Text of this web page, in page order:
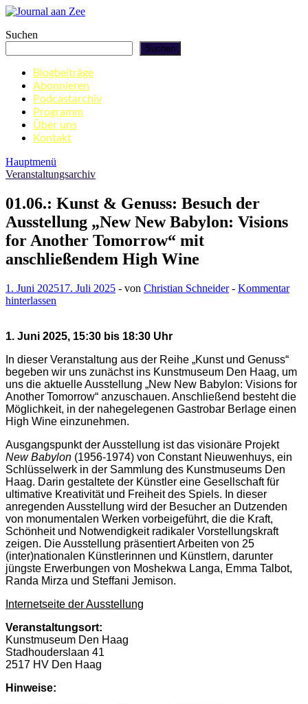
Zum
springen
Journal aan Zee
Suchen
Suchen
Blogbeiträge
Abonnieren
Podcastarchiv
Programm
Über uns
Kontakt
Hauptmenü
Veranstaltungsarchiv
01.06.: Kunst & Genuss: Besuch der
Ausstellung „New New Babylon: Visions
for Another Tomorrow“ mit
anschließendem High Wine
1. Juni 202517. Juli 2025 - von Christian Schneider- Kommentar
hinterlassen
1. Juni 2025, 15:30 bis 18:30 Uhr
In dieser Veranstaltung aus der Reihe „Kunst und Genuss“
begeben wir uns zunächst ins Kunstmuseum Den Haag, um
uns die aktuelle Ausstellung „New New Babylon: Visions for
Another Tomorrow“ anzuschauen. Anschließend besteht die
Möglichkeit, in der nahegelegenen Gastrobar Berlage einen
High Wine einzunehmen.
Ausgangspunkt der Ausstellung ist das visionäre Projekt
New Babylon (1956-1974) von Constant Nieuwenhuys, ein
Schlüsselwerk in der Sammlung des Kunstmuseums Den
Haag. Darin gestaltete der Künstler eine Gesellschaft für
ultimative Kreativität und Freiheit des Spiels. In dieser
anregenden Ausstellung wird der Besucher an Dutzenden
von monumentalen Werken vorbeigeführt, die die Kraft,
Schönheit und Notwendigkeit radikaler Vorstellungskraft
zeigen. Die Ausstellung präsentiert Arbeiten von 25
(inter)nationalen Künstlerinnen und Künstlern, darunter
jüngste Erwerbungen von Moshekwa Langa, Emma Talbot,
Randa Mirza und Steffani Jemison.
Internetseite der Ausstellung
Veranstaltungsort:
Kunstmuseum Den Haag
Stadhouderslaan 41
2517 HV Den Haag
Hinweise: